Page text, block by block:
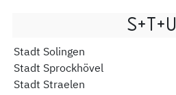
S+T+U
Stadt Solingen
Stadt Sprockhövel
Stadt Straelen